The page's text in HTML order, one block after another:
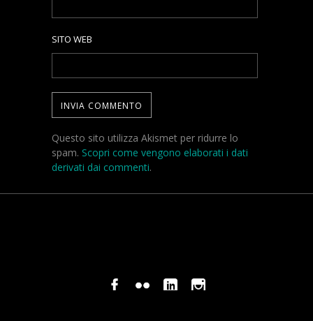
SITO WEB
Questo sito utilizza Akismet per ridurre lo
spam. Scopri come vengono elaborati i dati
derivati dai commenti.